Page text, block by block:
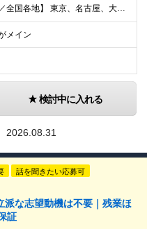
【フルリモート／全国各地】 東京、名古屋、大阪、福岡を中心とした全国のプロジェクトにアサイン。 ※プロジェクトは完全選択制です。 ※フルリモート、ハイブリッド型、常駐案件から自由に選択可能です。 ※転
メイン
検討中に入れる
2026.08.31
話を聞きたい応募可
な志望動機は不要｜残業ほ
証